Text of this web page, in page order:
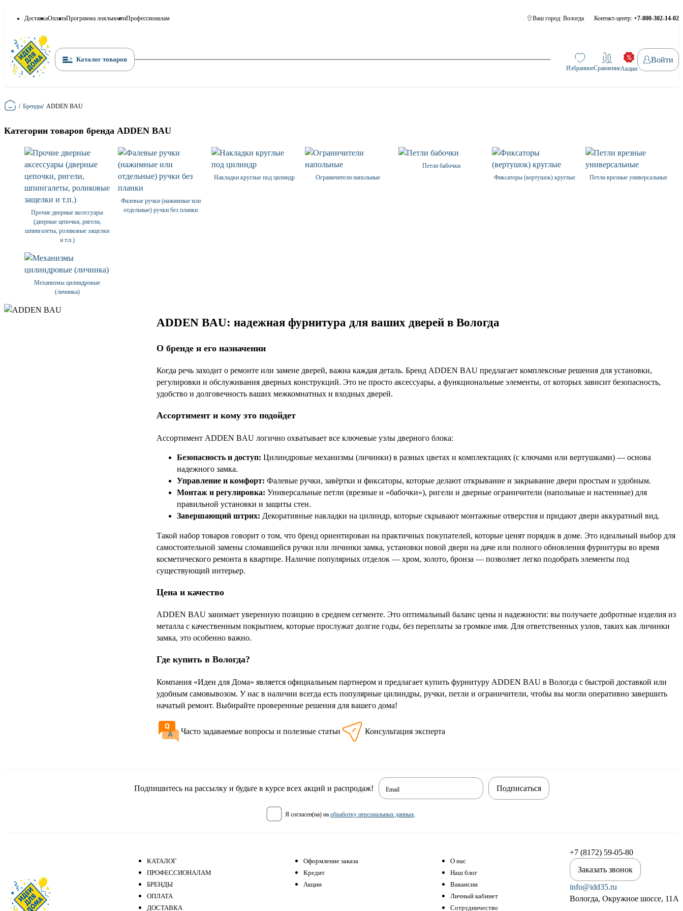
ДоставкаОплатаПрограмма лояльностиПрофессионалам Ваш город: Вологда Контакт-центр: +7-800-302-14-02
Каталог товаров
ИзбранноеСравнениеАкции
Войти
Главная
/ Бренды/ ADDEN BAU
Категории товаров бренда ADDEN BAU
Прочие дверные аксессуары
(дверные цепочки, ригели,
шпингалеты, роликовые защелки
и т.п.)
Фалевые ручки (нажимные или
отдельные) ручки без планки
Накладки круглые под цилиндр Ограничители напольные
Петли бабочки
Фиксаторы (вертушок) круглые
Петли врезные универсальные
Механизмы цилиндровые
(личинка)
ADDEN BAU: надежная фурнитура для ваших дверей в Вологда
О бренде и его назначении
Когда речь заходит о ремонте или замене дверей, важна каждая деталь. Бренд ADDEN BAU предлагает комплексные решения для установки,
регулировки и обслуживания дверных конструкций. Это не просто аксессуары, а функциональные элементы, от которых зависит безопасность,
удобство и долговечность ваших межкомнатных и входных дверей.
Ассортимент и кому это подойдет
Ассортимент ADDEN BAU логично охватывает все ключевые узлы дверного блока:
Безопасность и доступ: Цилиндровые механизмы (личинки) в разных цветах и комплектациях (с ключами или вертушками) — основа
надежного замка.
Управление и комфорт: Фалевые ручки, завёртки и фиксаторы, которые делают открывание и закрывание двери простым и удобным.
Монтаж и регулировка: Универсальные петли (врезные и «бабочки»), ригели и дверные ограничители (напольные и настенные) для
правильной установки и защиты стен.
Завершающий штрих: Декоративные накладки на цилиндр, которые скрывают монтажные отверстия и придают двери аккуратный вид.
Такой набор товаров говорит о том, что бренд ориентирован на практичных покупателей, которые ценят порядок в доме. Это идеальный выбор для
самостоятельной замены сломавшейся ручки или личинки замка, установки новой двери на даче или полного обновления фурнитуры во время
косметического ремонта в квартире. Наличие популярных отделок — хром, золото, бронза — позволяет легко подобрать элементы под
существующий интерьер.
Цена и качество
ADDEN BAU занимает уверенную позицию в среднем сегменте. Это оптимальный баланс цены и надежности: вы получаете добротные изделия из
металла с качественным покрытием, которые прослужат долгие годы, без переплаты за громкое имя. Для ответственных узлов, таких как личинки
замка, это особенно важно.
Где купить в Вологда?
Компания «Идеи для Дома» является официальным партнером и предлагает купить фурнитуру ADDEN BAU в Вологда с быстрой доставкой или
удобным самовывозом. У нас в наличии всегда есть популярные цилиндры, ручки, петли и ограничители, чтобы вы могли оперативно завершить
начатый ремонт. Выбирайте проверенные решения для вашего дома!
Часто задаваемые вопросы и полезные статьи Консультация эксперта
Подпишитесь на рассылку и будьте в курсе всех акций и распродаж! Email
я согласен(на) на обработку персональных данных.
Подписаться
КАТАЛОГ
ПРОФЕССИОНАЛАМ
БРЕНДЫ
ОПЛАТА
ДОСТАВКА
Оформление заказа
Кредит
Акции
О нас
Наш блог
Вакансии
Личный кабинет
Сотрудничество
+7 (8172) 59-05-80
Заказать звонок
info@idd35.ru
Вологда, Окружное шоссе, 11А